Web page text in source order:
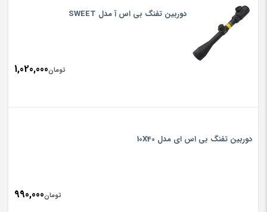
دوربین تفنگ بی اس آ مدل SWEET
تومان1,020,000
دوربین تفنگ بی اس ای مدل 10X40
تومان990,000